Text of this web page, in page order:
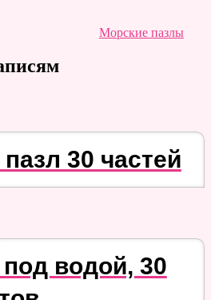
Морские пазлы
30 частей
водой, 30